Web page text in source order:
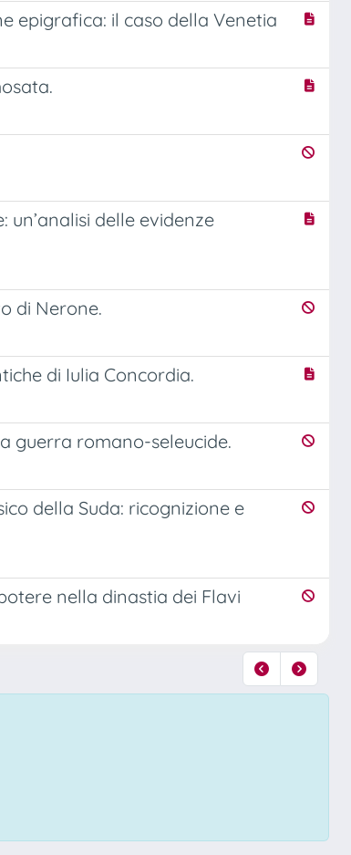
epigrafica: il caso della Venetia
delle evidenze
di Nerone.
di Iulia Concordia.
guerra romano-seleucide.
della Suda: ricognizione e
nella dinastia dei Flavi